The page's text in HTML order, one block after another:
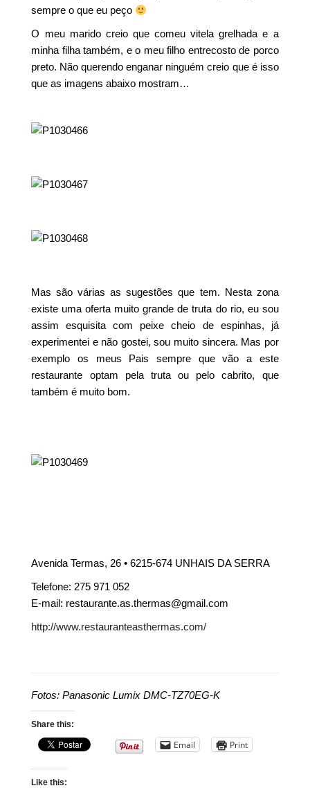
sempre o que eu peço
O meu marido creio que comeu vitela grelhada e a
minha filha também, e o meu filho entrecosto de porco
preto. Não querendo enganar ninguém creio que é isso
que as imagens abaixo mostram…
Mas são várias as sugestões que tem. Nesta zona
existe uma oferta muito grande de truta do rio, eu sou
assim esquisita com peixe cheio de espinhas, já
experimentei e não gostei, sou muito sincera. Mas por
exemplo os meus Pais sempre que vão a este
restaurante optam pela truta ou pelo cabrito, que
também é muito bom.
Avenida Termas, 26 • 6215-674 UNHAIS DA SERRA
Telefone: 275 971 052
E-mail: restaurante.as.thermas@gmail.com
http://www.restauranteasthermas.com/
Fotos: Panasonic Lumix DMC-TZ70EG-K
Share this:
Email Print
Like this: